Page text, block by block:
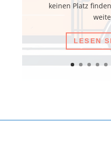
keinen Platz
LESEN